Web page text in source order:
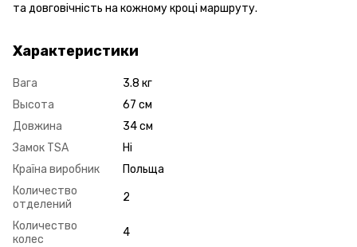
та довговічність на кожному кроці маршруту.
Характеристики
Вага
3.8 кг
Высота
67 см
Довжина
34 см
Замок TSA
Ні
Країна виробник
Польща
Количество
отделений
2
Количество
колес
4